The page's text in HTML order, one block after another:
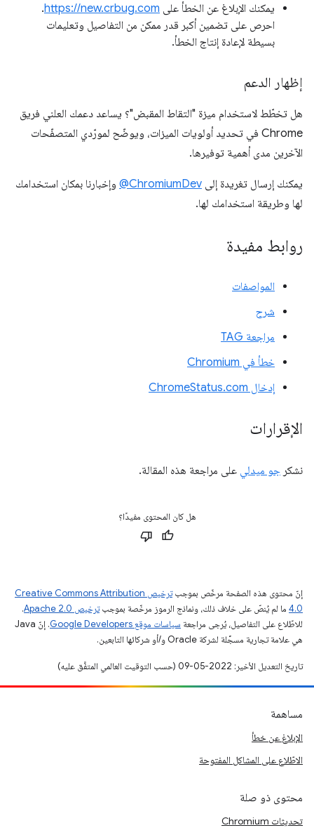
يمكنك الإبلاغ عن الخطأ على https://new.crbug.com
.
احرص على تضمين أكبر قدر ممكن من التفاصيل وتعليمات
بسيطة لإعادة إنتاج الخطأ.
إظهار الدعم
هل تخطّط لاستخدام ميزة "التقاط المقبض"؟ يساعد دعمك العلني فريق
Chrome في تحديد أولويات الميزات، ويوضّح لمورّدي المتصفّحات
الآخرين مدى أهمية توفيرها.
يمكنك إرسال تغريدة إلى ‎@ChromiumDev وإخبارنا بمكان استخدامك
لها وطريقة استخدامك لها.
روابط مفيدة
المواصفات
شرح
مراجعة TAG
خطأ في Chromium
إدخال ChromeStatus.com
الإقرارات
نشكر جو ميدلي على مراجعة هذه المقالة.
هل كان المحتوى مفيدًا؟
إنّ محتوى هذه الصفحة مرخّص بموجب
ترخيص Creative Commons Attribution
4.0‏ ما لم يُنصّ على خلاف ذلك، ونماذج الرموز مرخّصة بموجبترخيص Apache 2.0‏
.
للاطّلاع على التفاصيل، يُرجى مراجعة سياسات موقع Google Developers‏
. إنّ Java
هي علامة تجارية مسجَّلة لشركة Oracle و/أو شركائها التابعين.
تاريخ التعديل الأخير: 2022-05-09 (حسب التوقيت العالمي المتفَّق عليه)
مساهمة
الإبلاغ عن خطأ
الاطّلاع على المشاكل المفتوحة
محتوى ذو صلة
تحديثات Chromium